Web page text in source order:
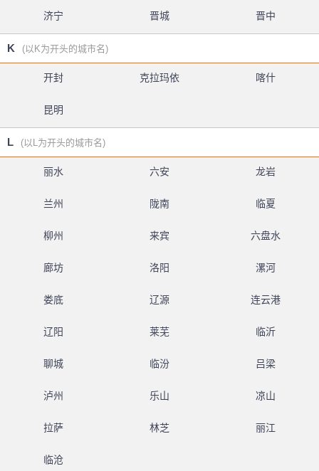
济宁 晋城 晋中
K (以K为开头的城市名)
开封 克拉玛依 喀什
昆明
L (以L为开头的城市名)
丽水 六安 龙岩
兰州 陇南 临夏
柳州 来宾 六盘水
廊坊 洛阳 漯河
娄底 辽源 连云港
辽阳 莱芜 临沂
聊城 临汾 吕梁
泸州 乐山 凉山
拉萨 林芝 丽江
临沧